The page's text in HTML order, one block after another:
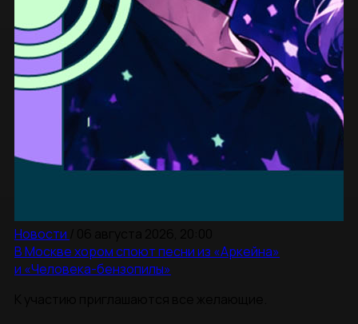
Новости
В Москве хором споют песни из «Аркейна»
и «Человека-бензопилы»